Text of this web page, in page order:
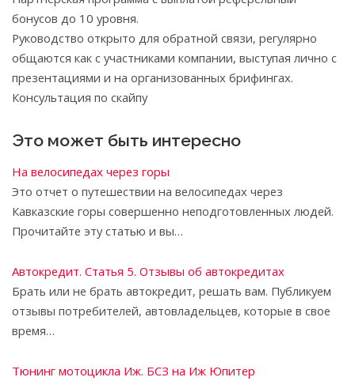
бонусов до 10 уровня.
Руководство открыто для обратной связи, регулярно
общаются как с участниками компании, выступая лично с
презентациями и на организованных брифингах.
Консультация по скайпу
Это может быть интересно
На велосипедах через горы
Это отчет о путешествии на велосипедах через
Кавказские горы совершенно неподготовленных людей.
Прочитайте эту статью и вы…
Автокредит. Статья 5. Отзывы об автокредитах
Брать или не брать автокредит, решать вам. Публикуем
отзывы потребителей, автовладельцев, которые в свое
время…
Тюнинг мотоцикла Иж. БСЗ на Иж Юпитер